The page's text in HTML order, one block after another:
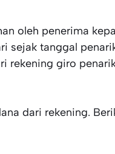
oleh penerima
sejak tanggal
rekening giro
dari rekening.